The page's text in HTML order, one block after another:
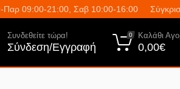
Παρ 09:00-21:00, Σαβ 10:00-16:00
Συνδεθείτε τώρα!
Σύνδεση/Εγγραφή
0 Καλάθι
0,00€